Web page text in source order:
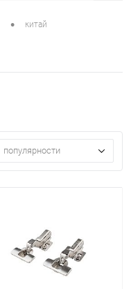
• китай
популярности